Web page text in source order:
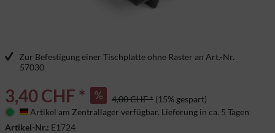
Zur Befestigung einer Tischplatte ohne Raster an Art.-Nr.
57030
3,40 CHF * 4,00 CHF * (15% gespart)
Deutschland
Artikel am Zentrallager verfügbar. Lieferung in ca. 5 Tagen
Artikel-Nr.: E1724